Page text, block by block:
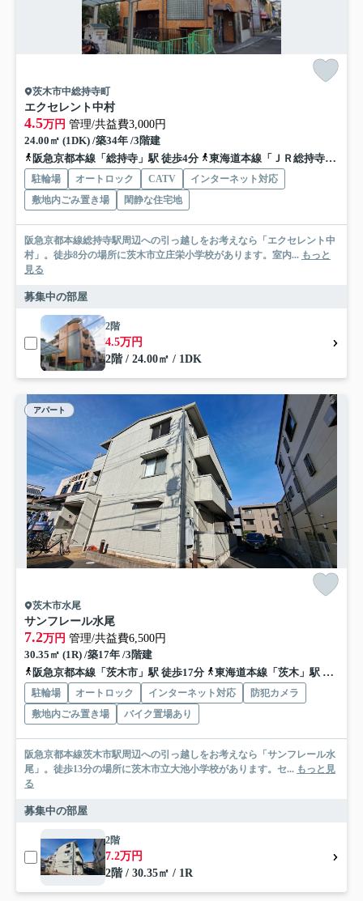
茨木市中総持寺町
エクセレント中村
4.5万円 管理/共益費3,000円
24.00㎡ (1DK) /築34年 /3階建
阪急京都本線「総持寺」駅 徒歩4分
東海道本線「ＪＲ総持寺」駅 徒歩13分
駐輪場 オートロック CATV
インターネット対応
敷地内ごみ置き場
閑静な住宅地
阪急京都本線総持寺駅周辺への引っ越しをお考えなら「エクセレント中
村」。徒歩8分の場所に茨木市立庄栄小学校があります。室内... もっと
見る
募集中の部屋
2階
4.5万円
2階 / 24.00㎡ / 1DK
アパート
茨木市水尾
サンフレール水尾
7.2万円 管理/共益費6,500円
30.35㎡ (1R) /築17年 /3階建
阪急京都本線「茨木市」駅 徒歩17分
東海道本線「茨木」駅 徒歩25分
駐輪場 オートロック インターネット対応
防犯カメラ
敷地内ごみ置き場
バイク置場あり
阪急京都本線茨木市駅周辺への引っ越しをお考えなら「サンフレール水
尾」。徒歩13分の場所に茨木市立大池小学校があります。セ... もっと見
る
募集中の部屋
2階
7.2万円
2階 / 30.35㎡ / 1R